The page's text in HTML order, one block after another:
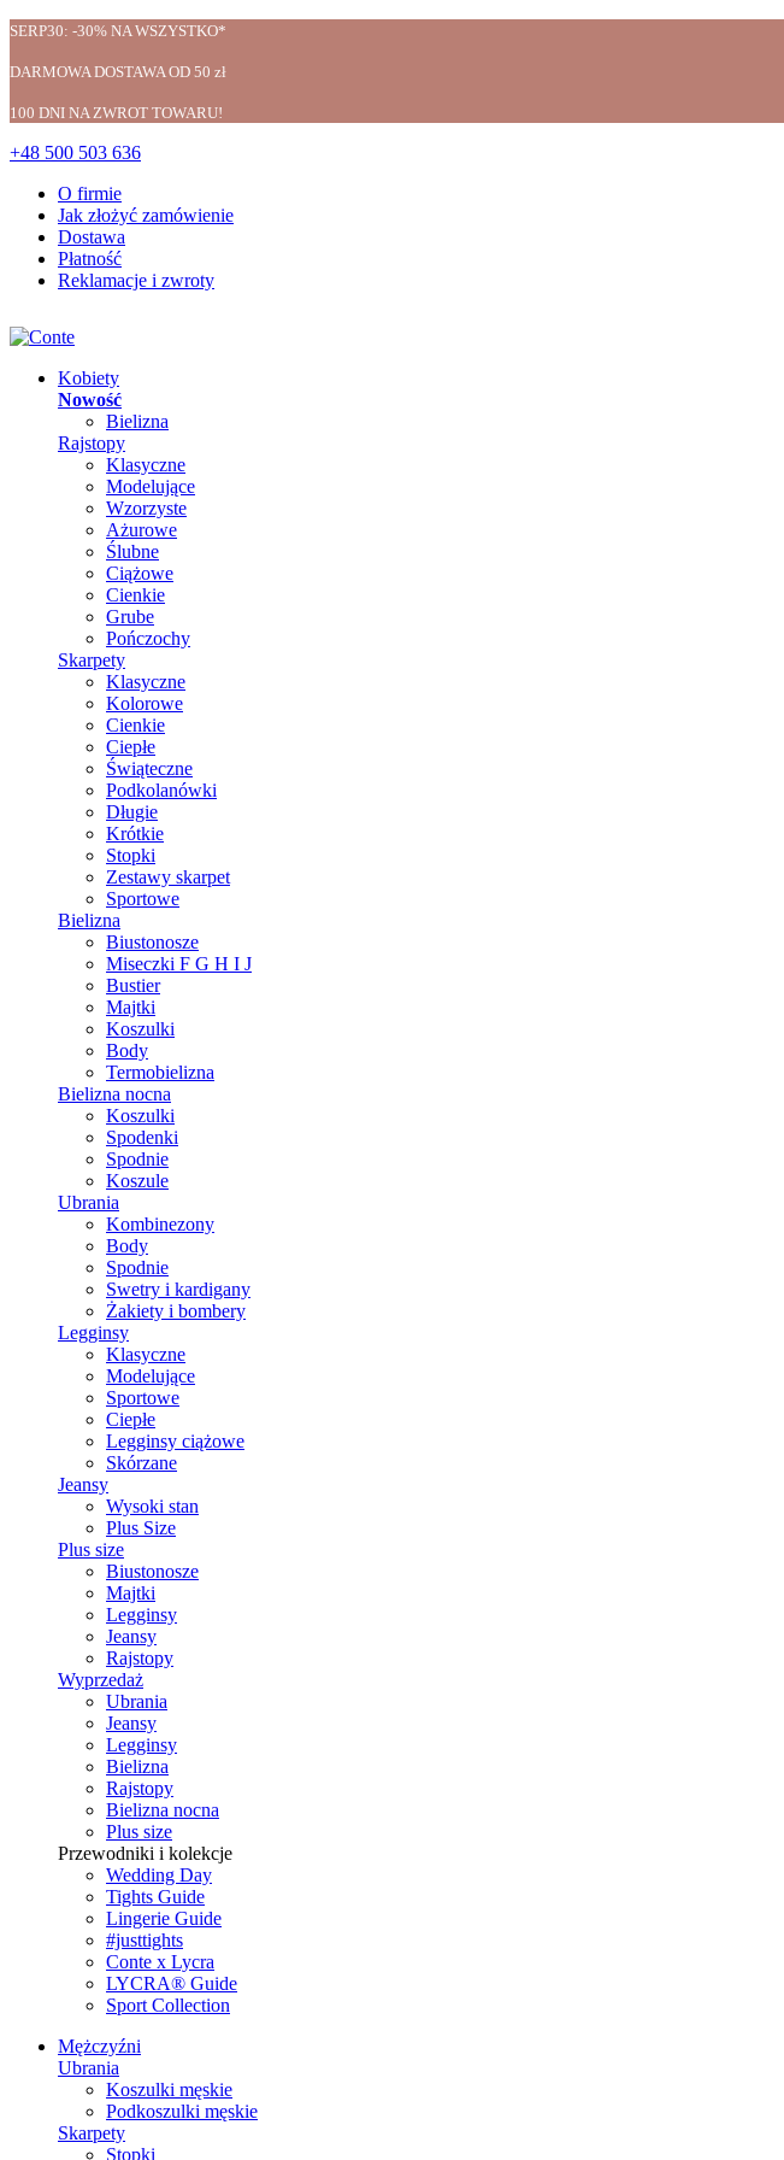
SERP30: -30% NA WSZYSTKO*
DARMOWA DOSTAWA OD 50 zł
100 DNI NA ZWROT TOWARU!
+48 500 503 636
O firmie
Jak złożyć zamówienie
Dostawa
Płatność
Reklamacje i zwroty
Kobiety
Nowość
Bielizna
Rajstopy
Klasyczne
Modelujące
Wzorzyste
Ażurowe
Ślubne
Ciążowe
Cienkie
Grube
Pończochy
Skarpety
Klasyczne
Kolorowe
Cienkie
Ciepłe
Świąteczne
Podkolanówki
Długie
Krótkie
Stopki
Zestawy skarpet
Sportowe
Bielizna
Biustonosze
Miseczki F G H I J
Bustier
Majtki
Koszulki
Body
Termobielizna
Bielizna nocna
Koszulki
Spodenki
Spodnie
Koszule
Ubrania
Kombinezony
Body
Spodnie
Swetry i kardigany
Żakiety i bombery
Legginsy
Klasyczne
Modelujące
Sportowe
Ciepłe
Legginsy ciążowe
Skórzane
Jeansy
Wysoki stan
Plus Size
Plus size
Biustonosze
Majtki
Legginsy
Jeansy
Rajstopy
Wyprzedaż
Ubrania
Jeansy
Legginsy
Bielizna
Rajstopy
Bielizna nocna
Plus size
Przewodniki i kolekcje
Wedding Day
Tights Guide
Lingerie Guide
#justtights
Conte x Lycra
LYCRA® Guide
Sport Сollection
Mężczyźni
Ubrania
Koszulki męskie
Podkoszulki męskie
Skarpety
Stopki